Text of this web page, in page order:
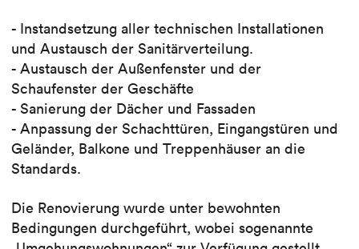
- Instandsetzung aller technischen Installationen
und Austausch der Sanitärverteilung.
- Austausch der Außenfenster und der
Schaufenster der Geschäfte
- Sanierung der Dächer und Fassaden
- Anpassung der Schachttüren, Eingangstüren und
Geländer, Balkone und Treppenhäuser an die
Standards.
Die Renovierung wurde unter bewohnten
Bedingungen durchgeführt, wobei sogenannte